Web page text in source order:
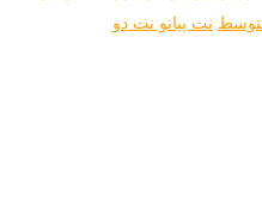
نت پیانو نت دو